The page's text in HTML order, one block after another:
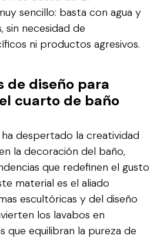
sencillo: basta con agua y
sin necesidad de
ni productos agresivos.
de diseño para
cuarto de baño
despertado la creatividad
la decoración del baño,
que redefinen el gusto
material es el aliado
escultóricas y del diseño
los lavabos en
que equilibran la pureza de